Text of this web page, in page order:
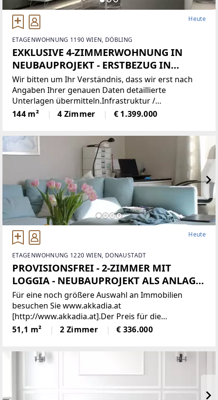
Heute
ETAGENWOHNUNG 1190 WIEN, DÖBLING
EXKLUSIVE 4-ZIMMERWOHNUNG IN
NEUBAUPROJEKT - ERSTBEZUG IN
NEUSTIFT AM WALDE
Wir bitten um Ihr Verständnis, dass wir erst nach
Angaben Ihrer genauen Daten detaillierte
Unterlagen übermitteln.Infrastruktur /
EntfernungenGesundheitArzt <1.500mApotheke
<1.500mKlinik <2.000mKrankenhaus <3.000mKinder
144 m² 4 Zimmer € 1.399.000
Heute
ETAGENWOHNUNG 1220 WIEN, DONAUSTADT
PROVISIONSFREI - 2-ZIMMER MIT
LOGGIA - NEUBAUPROJEKT ALS ANLAGE
ODER EIGENNUTZUNG
Für eine noch größere Auswahl an Immobilien
besuchen Sie www.akkadia.at
[http://www.akkadia.at].Der Preis für die
Eigennutzung beträgt 368.700,00
51,1 m² 2 Zimmer € 336.000